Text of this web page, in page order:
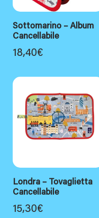
Sottomarino – Album
Cancellabile
18,40€
Londra – Tovaglietta
Cancellabile
15,30€